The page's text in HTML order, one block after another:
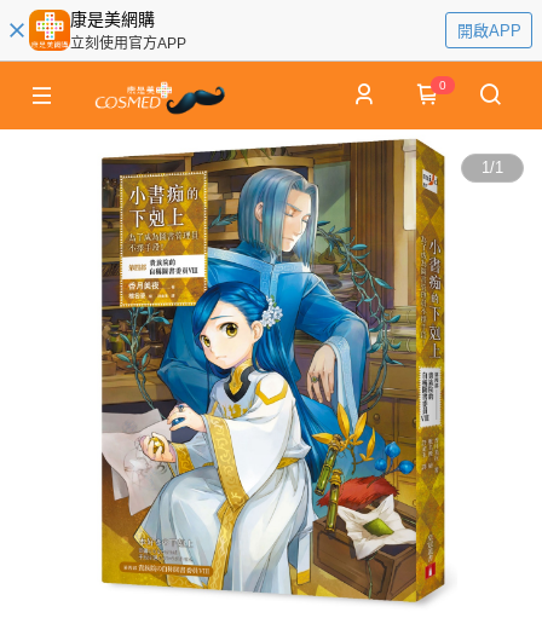
康是美網購
立刻使用官方APP
開啟APP
0
1/1